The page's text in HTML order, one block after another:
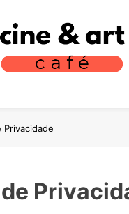
Privacidade